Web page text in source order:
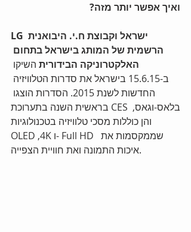
ואיך אפשר יותר מזה?
LG ישראל וקבוצת ח.י. היבואנית
הרשמית של המותג בישראל בתחום
האלקטרוניקה הבידורית השיקו
ב-15.6.15 בישראל את סדרות הטלוויזיה
החדשות לשנת 2015. הסדרות הוצגו
בראשית השנה בתערוכת CES בלאס-וגאס,
והן כוללות מסכי טלוויזיה בטכנולוגיות
OLED ,4K ו- Full HD  שממקסמות את
איכות התמונה ואת חוויית הצפייה.